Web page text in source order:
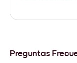
Preguntas